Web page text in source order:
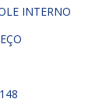
INTERNO